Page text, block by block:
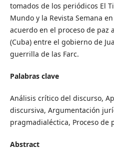
tomados de los periódicos El
Mundo y la Revista Semana
acuerdo en el proceso de paz
(Cuba) entre el gobierno de
guerrilla de las Farc.
Palabras clave
Análisis crítico del discurso,
discursiva, Argumentación
pragmadialéctica, Proceso de
Abstract